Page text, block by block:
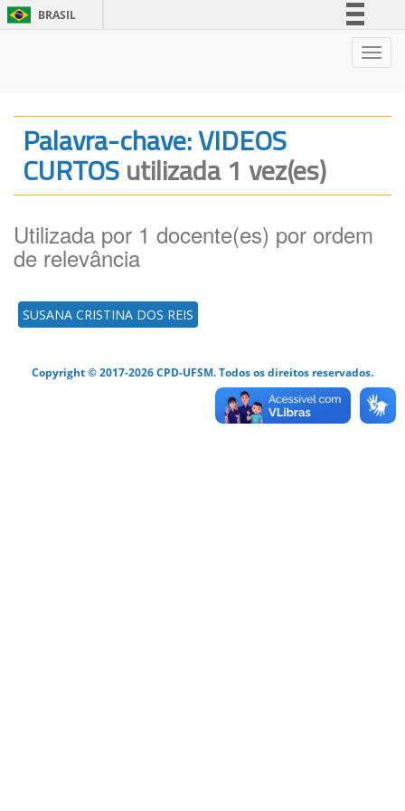
BRASIL
Legislação
Canais
Palavra-chave: VIDEOS
CURTOSutilizada 1 vez(es)
Utilizada por 1 docente(es) por ordem
de relevância
SUSANA CRISTINA DOS REIS
Copyright © 2017-2026 CPD-UFSM. Todos os direitos reservados.